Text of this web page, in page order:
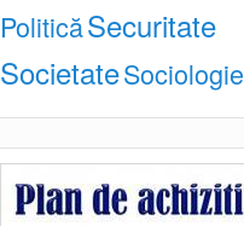
PoliticăSecuritate
SocietateSociologie